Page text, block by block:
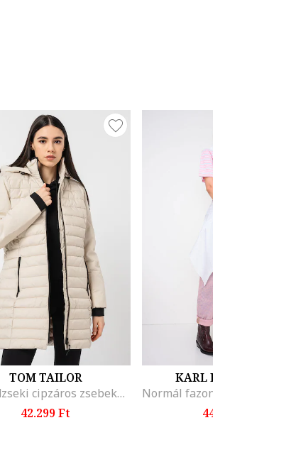
TOM TAILOR
Bélelt dzseki cipzáros zsebekkel, Csontszín
42.299 Ft
KARL LAGERFELD
44.699 Ft